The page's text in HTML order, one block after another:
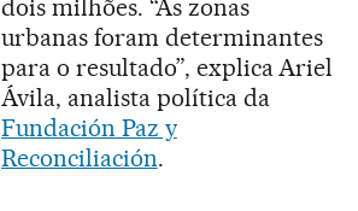
dois milhões. “As zonas
urbanas foram determinantes
para o resultado”, explica Ariel
Ávila, analista política da
Fundación Paz y
Reconciliación.